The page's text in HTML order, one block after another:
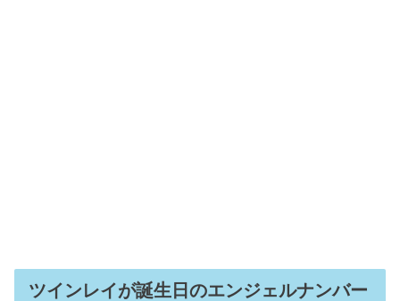
ツインレイが誕生日のエンジェルナンバー